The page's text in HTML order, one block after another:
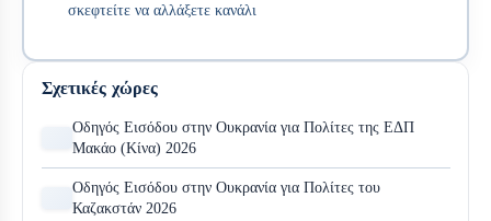
σκεφτείτε να αλλάξετε κανάλι
Σχετικές χώρες
Οδηγός Εισόδου στην Ουκρανία για Πολίτες της ΕΔΠ
Μακάο (Κίνα) 2026
Οδηγός Εισόδου στην Ουκρανία για Πολίτες του
Καζακστάν 2026